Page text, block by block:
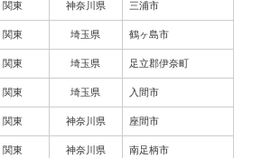
関東 神奈川県 三浦市
関東 埼玉県 鶴ヶ島市
関東 埼玉県 足立郡伊奈町
関東 埼玉県 入間市
関東 神奈川県 座間市
関東 神奈川県 南足柄市